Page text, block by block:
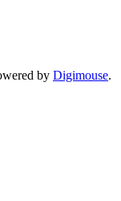
by Digimouse.